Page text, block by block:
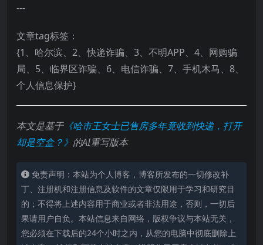
---
文章tag标签：
{1、哈尔滨、2、快递诈骗、3、不明APP、4、网购骗
局、5、临界区诈骗、6、电信诈骗、7、手机木马、8、
个人信息保护}
本文是基于《哈市王女士已售房多年竟收到快递，打开
却是空盒？》 的AI重写版本
免责声明：本站为个人博客，博客所发布的一切修改补
丁、注册机和注册信息及软件的文章仅限用于学习和研究目
的；不得将上述内容用于商业或者非法用途，否则，一切后
果请用户自负。本站信息来自网络，版权争议与本站无关，
您必须在下载后的24个小时之内，从您的电脑中彻底删除上